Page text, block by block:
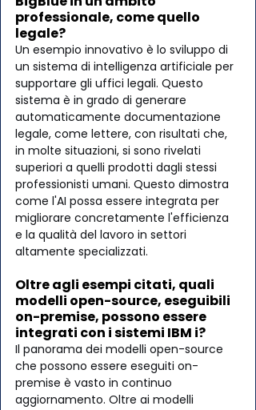
professionale, come quello
legale?
Un esempio innovativo è lo sviluppo di
un sistema di intelligenza artificiale per
supportare gli uffici legali. Questo
sistema è in grado di generare
automaticamente documentazione
legale, come lettere, con risultati che,
in molte situazioni, si sono rivelati
superiori a quelli prodotti dagli stessi
professionisti umani. Questo dimostra
come l'AI possa essere integrata per
migliorare concretamente l'efficienza
e la qualità del lavoro in settori
altamente specializzati.
Oltre agli esempi citati, quali
modelli open-source, eseguibili
on-premise, possono essere
integrati con i sistemi IBM i?
Il panorama dei modelli open-source
che possono essere eseguiti on-
premise è vasto in continuo
aggiornamento. Oltre ai modelli